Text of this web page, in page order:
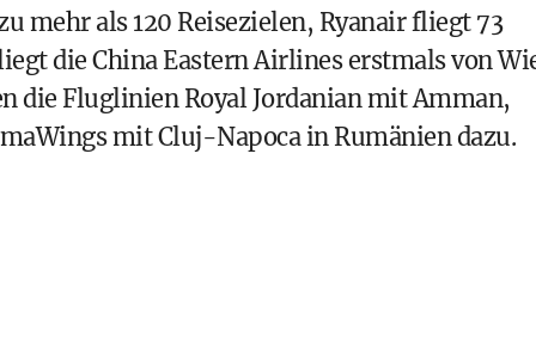
mehr als 120 Reisezielen, Ryanair fliegt 73
die China Eastern Airlines erstmals von
die Fluglinien Royal Jordanian mit Amman,
mit Cluj-Napoca in Rumänien dazu.